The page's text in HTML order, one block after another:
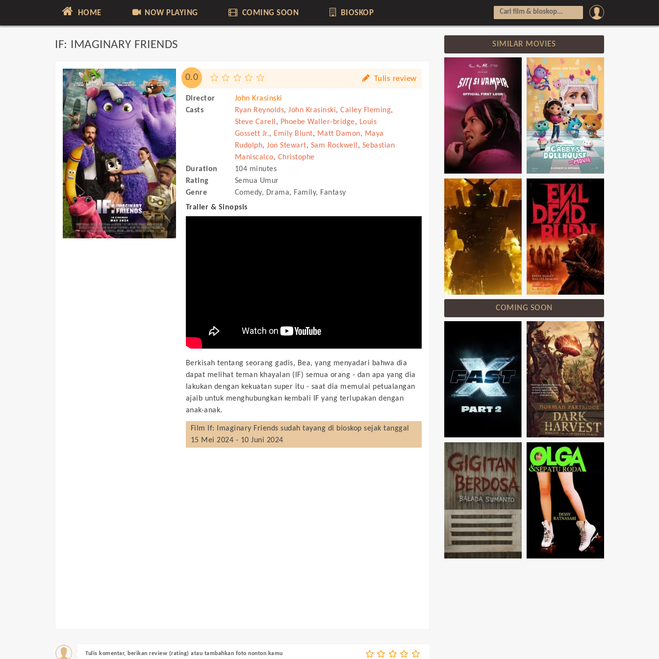
HOME NOW PLAYING COMING SOON BIOSKOP
IF: IMAGINARY FRIENDS
0.0 Tulis review
Director
John Krasinski
Casts
Ryan Reynolds, John Krasinski, Cailey Fleming,
Steve Carell , Phoebe Waller-bridge, Louis
Gossett Jr., Emily Blunt, Matt Damon, Maya
Rudolph, Jon Stewart, Sam Rockwell , Sebastian
Maniscalco, Christophe
Duration
104 minutes
Rating
Semua Umur
Genre
Comedy, Drama, Family, Fantasy
Trailer & Sinopsis
Berkisah tentang seorang gadis, Bea, yang menyadari bahwa dia
dapat melihat teman khayalan (IF) semua orang - dan apa yang dia
lakukan dengan kekuatan super itu - saat dia memulai petualangan
ajaib untuk menghubungkan kembali IF yang terlupakan dengan
anak-anak.
Film If: Imaginary Friends sudah tayang di bioskop sejak tanggal
15 Mei 2024 - 10 Juni 2024
Tulis komentar, berikan review (rating) atau tambahkan foto nonton kamu
SIMILAR MOVIES
COMING SOON